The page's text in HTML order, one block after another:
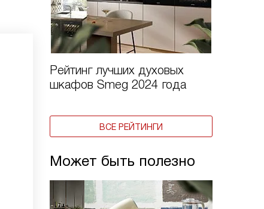
Рейтинг лучших духовых
шкафов Smeg 2024 года
ВСЕ РЕЙТИНГИ
Может быть полезно